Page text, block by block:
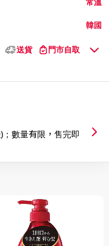
韓國
送貨 門市自取
數量有限，售完即